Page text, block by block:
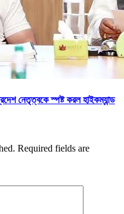
নেতৃত্বকে স্পষ্ট করল হাইকম্যান্ড
Required fields are